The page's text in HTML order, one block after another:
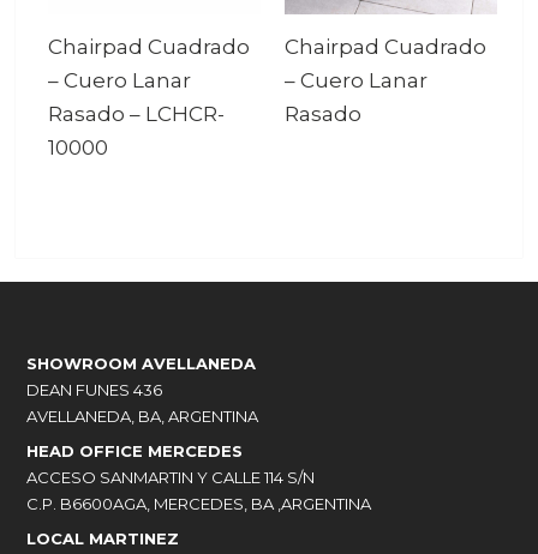
Chairpad Cuadrado
– Cuero Lanar
Rasado – LCHCR-
10000
Chairpad Cuadrado
– Cuero Lanar
Rasado
SHOWROOM AVELLANEDA
DEAN FUNES 436
AVELLANEDA, BA, ARGENTINA
HEAD OFFICE MERCEDES
ACCESO SANMARTIN Y CALLE 114 S/N
C.P. B6600AGA, MERCEDES, BA ,ARGENTINA
LOCAL MARTINEZ